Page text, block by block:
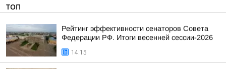
ТОП
Рейтинг эффективности сенаторов Совета
Федерации РФ. Итоги весенней сессии-2026
14:15